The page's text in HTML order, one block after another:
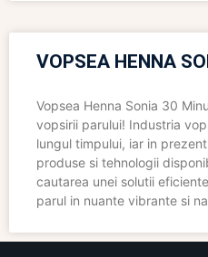
VOPSEA HENNA
Vopsea Henna Sonia 30
vopsirii parului! Industria
lungul timpului, iar in
produse si tehnologii
cautarea unei solutii
parul in nuante vibrante si